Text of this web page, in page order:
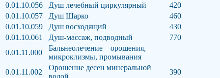
0.01.10.056
Душ лечебный циркулярный
420
0.01.10.057
Душ Шарко
460
0.01.10.059
Душ восходящий
430
0.01.10.061
Душ-массаж, подводный
770
0.01.11.000
Бальнеолечение – орошения,
микроклизмы, промывания
0.01.11.002
Орошение десен минеральной
водой
390